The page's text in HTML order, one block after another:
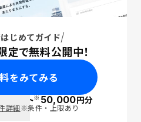
じめてガイド
定で無料公開中！
をみてみる
ポイント※50,000円分
詳細※条件・上限あり